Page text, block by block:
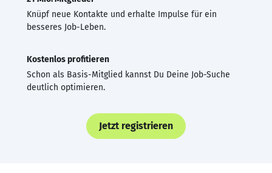
Knüpf neue Kontakte und erhalte Impulse für ein
besseres Job-Leben.
Kostenlos profitieren
Schon als Basis-Mitglied kannst Du Deine Job-Suche
deutlich optimieren.
Jetzt registrieren